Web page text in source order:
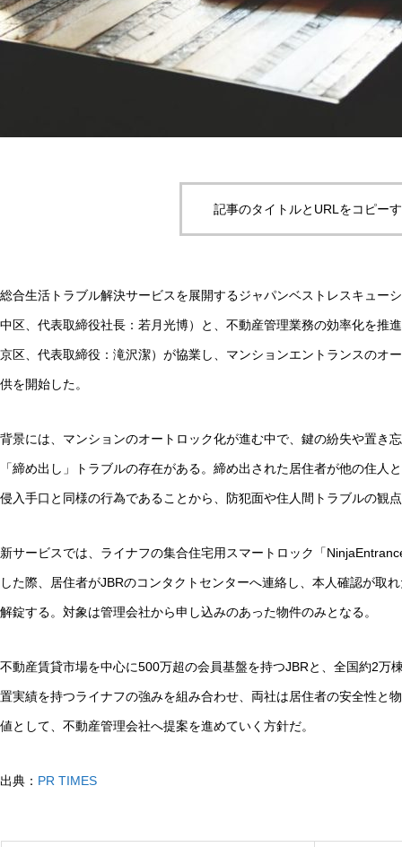
記事のタイトルとURLをコピー
総合生活トラブル解決サービスを展開するジャパンベストレスキュー
中区、代表取締役社長：若月光博）と、不動産管理業務の効率化を推
京区、代表取締役：滝沢潔）が協業し、マンションエントランスのオ
供を開始した。
背景には、マンションのオートロック化が進む中で、鍵の紛失や置き
「締め出し」トラブルの存在がある。締め出された居住者が他の住人
侵入手口と同様の行為であることから、防犯面や住人間トラブルの観
新サービスでは、ライナフの集合住宅用スマートロック「
した際、居住者がJBRのコンタクトセンターへ連絡し、本人確認が取
解錠する。対象は管理会社から申し込みのあった物件のみとなる。
不動産賃貸市場を中心に500万超の会員基盤を持つJBRと、全国約2万
置実績を持つライナフの強みを組み合わせ、両社は居住者の安全性と
値として、不動産管理会社へ提案を進めていく方針だ。
出典： PR TIMES